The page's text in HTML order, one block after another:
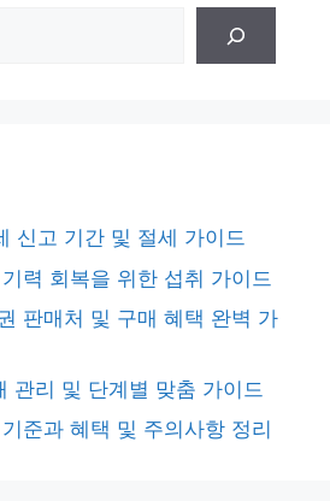
신고 기간 및 절세 가이드
력 회복을 위한 섭취 가이드
판매처 및 구매 혜택 완벽 가
관리 및 단계별 맞춤 가이드
준과 혜택 및 주의사항 정리